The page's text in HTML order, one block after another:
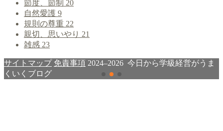
節度、節制 20
自然愛護 9
規則の尊重 22
親切、思いやり 21
雑感 23
サイトマップ 免責事項 2024–2026 今日から学級経営がうま
くいくブログ